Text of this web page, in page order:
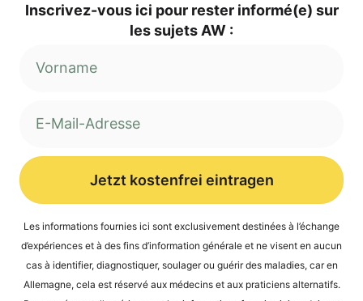
Inscri­vez-vous ici pour res­ter informé(e) sur
les sujets AW :
Jetzt kostenfrei eintragen
Les infor­ma­ti­ons four­nies ici sont exclu­si­ve­ment desti­nées à l’é­ch­an­ge
d’expé­ri­en­ces et à des fins d’in­for­ma­ti­on géné­ra­le et ne visent en aucun
cas à iden­ti­fier, dia­gnos­ti­quer, sou­la­ger ou guérir des mala­dies, car en
Alle­ma­gne, cela est réser­vé aux méde­cins et aux pra­ti­ci­ens alter­na­tifs.